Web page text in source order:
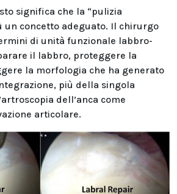
significa che la “pulizia
un concetto adeguato. Il chirurgo
di unità funzionale labbro-
il labbro, proteggere la
la morfologia che ha generato
più della singola
dell’anca come
articolare.